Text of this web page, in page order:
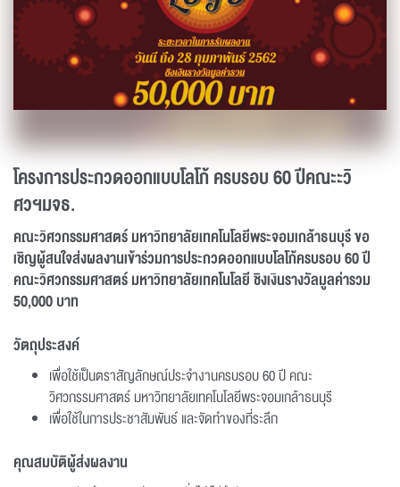
โครงการประกวดออกแบบโลโก้ครบรอบ 60 ปีคณะะวิ
ศวฯมจธ.
คณะวิศวกรรมศาสตร์ มหาวิทยาลัยเทคโนโลยีพระจอมเกล้าธนบุรีขอ
เชิญผู้สนใจส่งผลงานเข้าร่วมการประกวดออกแบบโลโก้ครบรอบ 60 ปี
คณะวิศวกรรมศาสตร์ มหาวิทยาลัยเทคโนโลยีชิงเงินรางวัลมูลค่ารวม
50,000 บาท
วัตถุประสงค์
เพื่อใช้เป็นตราสัญลักษณ์ประจำงานครบรอบ 60 ปี คณะ
วิศวกรรมศาสตร์ มหาวิทยาลัยเทคโนโลยีพระจอมเกล้าธนบุรี
เพื่อใช้ในการประชาสัมพันธ์ และจัดทำของที่ระลึก
คุณสมบัติผู้ส่งผลงาน